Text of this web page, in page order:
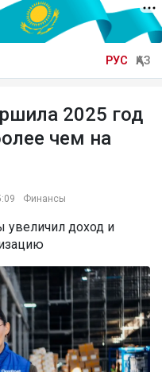
РУС ҚАЗ
2025 год
чем на
Финансы
увеличил доход и